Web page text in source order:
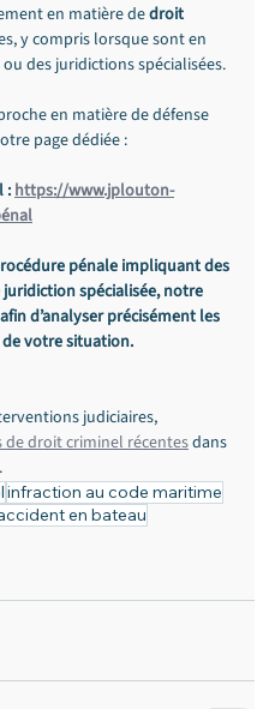
en matière de droit
y compris lorsque sont en
des juridictions spécialisées.
en matière de défense
page dédiée :
: https://www.jplouton-
pénale impliquant des
spécialisée, notre
d’analyser précisément les
votre situation.
judiciaires,
de droit criminel récentes dans
infraction au code maritime
en bateau